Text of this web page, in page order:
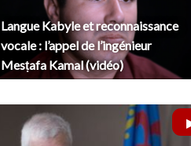
Langue Kabyle et reconnaissance
vocale : l’appel de l’ingénieur
Mesṭafa Kamal (vidéo)